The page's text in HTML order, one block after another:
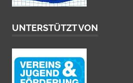
UNTERSTÜTZT VON